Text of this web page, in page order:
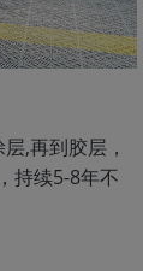
,再到胶层，
持续5-8年不